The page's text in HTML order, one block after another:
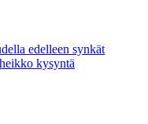
edelleen synkät
kysyntä